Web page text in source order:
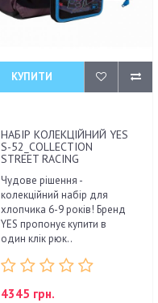
КУПИТИ
НАБІР КОЛЕКЦІЙНИЙ YES
S-52_COLLECTION
STREET RACING
Чудове рішення -
колекційний набір для
хлопчика 6-9 років! Бренд
YES пропонує купити в
один клік рюк..
4345 грн.